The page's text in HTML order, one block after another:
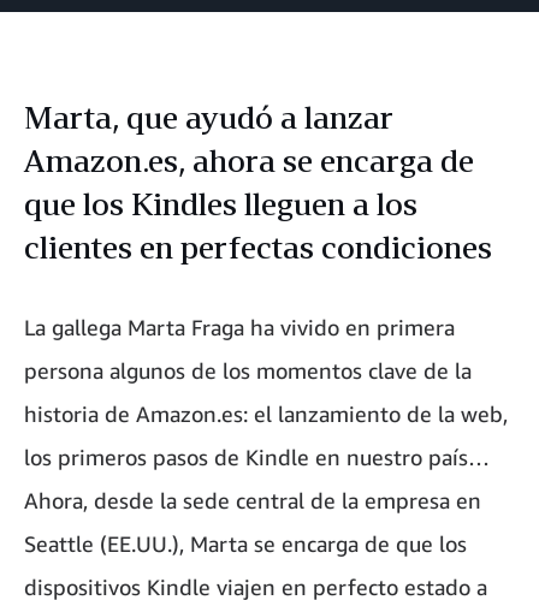
Marta, que ayudó a lanzar
Amazon.es, ahora se encarga de
que los Kindles lleguen a los
clientes en perfectas condiciones
La gallega Marta Fraga ha vivido en primera
persona algunos de los momentos clave de la
historia de Amazon.es: el lanzamiento de la web,
los primeros pasos de Kindle en nuestro país…
Ahora, desde la sede central de la empresa en
Seattle (EE.UU.), Marta se encarga de que los
dispositivos Kindle viajen en perfecto estado a